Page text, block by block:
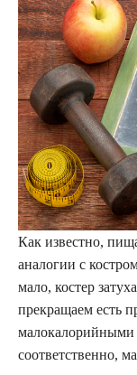
Как известно,
аналогии с
мало, костер
прекращаем есть
малокалорийными
соответственно,